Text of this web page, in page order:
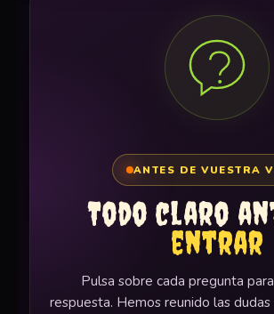
ANTES DE VUESTRA
Todo claro
entrar
Pulsa sobre cada pregunta
respuesta. Hemos reunido las